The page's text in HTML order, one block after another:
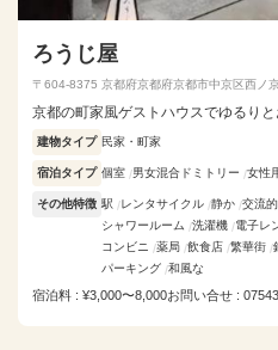
ろうじ屋
〒604-8375 京都府京都府京都市中京区西ノ
京都の町家風ゲストハウスでゆるりと
建物タイプ 民家・町家
宿泊タイプ 個室 男女混合ドミトリー 女性
その他特徴 駅 レンタサイクル 静か 交流的
シャワールーム
洗濯機 電子レ
コンビニ
薬局 飲食店 繁華街
パーキング 和風な
宿泊料 : ¥3,000〜8,000お問い合せ :